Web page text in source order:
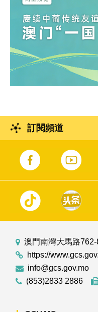
訂閱頻道
澳門南灣大馬路
https://
info@gcs.gov.mo
(853)2833 2886